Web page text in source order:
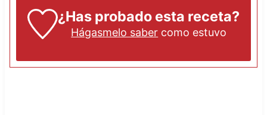
¿Has probado esta receta?
Hágasmelo saber como estuvo